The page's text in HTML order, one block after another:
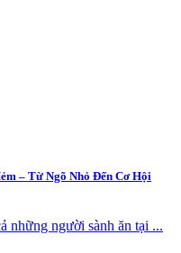
– Từ Ngõ Nhỏ Đến Cơ Hội
những người sành ăn tại ...